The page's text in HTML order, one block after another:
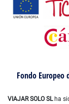
Fondo Europeo
VIAJAR SOLO SLha